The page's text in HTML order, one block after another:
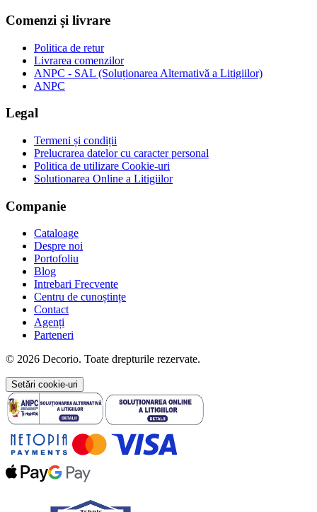
Comenzi și livrare
Politica de retur
Livrarea comenzilor
ANPC - SAL (Soluționarea Alternativă a Litigiilor)
ANPC
Legal
Termeni și condiții
Prelucrarea datelor cu caracter personal
Politica de utilizare Cookie-uri
Solutionarea Online a Litigiilor
Companie
Cataloage
Despre noi
Portofoliu
Blog
Intrebari Frecvente
Centru de cunoștințe
Contact
Agenți
Parteneri
© 2026 Decorio. Toate drepturile rezervate.
Setări cookie-uri